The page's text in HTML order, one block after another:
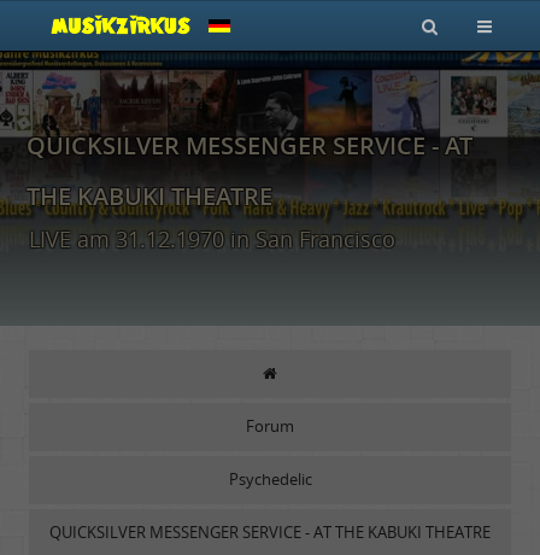
QUICKSILVER MESSENGER SERVICE - AT
THE KABUKI THEATRE
LIVE am 31.12.1970 in San Francisco
Forum
Psychedelic
QUICKSILVER MESSENGER SERVICE - AT THE KABUKI THEATRE